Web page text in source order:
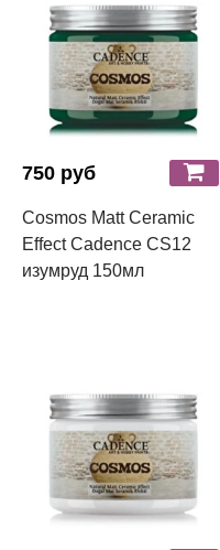
750 руб
Cosmos Matt Ceramic
Effect Cadence CS12
изумруд 150мл